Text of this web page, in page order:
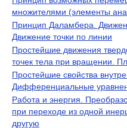
множителями (элементы
Принцип Даламбера.
Движение точки по линии
Простейшие движения
точек тела при вращении.
Простейшие свойства
Дифференциальные
Работа и энергия.
при переходе из одной
другую